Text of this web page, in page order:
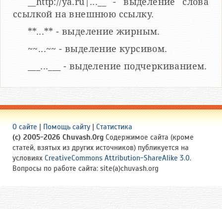
ссылкой на внешнюю ссылку.
**...** - выделение жирным.
~~...~~ - выделение курсивом.
___...___ - выделение подчеркиванием.
О сайте Помощь сайту
Статистика
(c) 2005-2026 Chuvash.Org Содержимое сайта (кроме
статей, взятых из других источников) публикуется на
условиях CreativeCommons Attribution-ShareAlike 3.0.
Вопросы по работе сайта: site(a)chuvash.org